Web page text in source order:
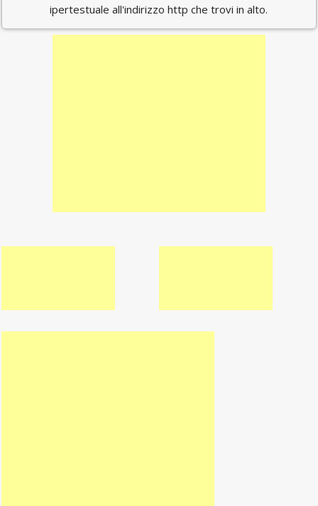
ipertestuale all'indirizzo http che trovi in alto.